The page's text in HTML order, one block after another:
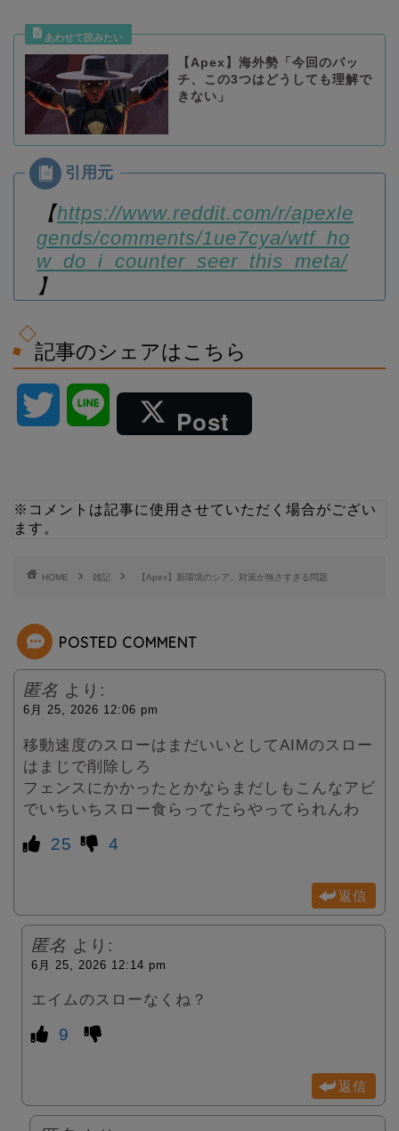
【Apex】海外勢「今回のパッ
チ、この3つはどうしても理解で
きない」
【https://www.reddit.com/r/apexle
gends/comments/1ue7cya/wtf_ho
w_do_i_counter_seer_this_meta/
】
記事のシェアはこちら
t
Post
※コメントは記事に使用させていただく場合がござい
ます。
HOME 雑記 【Apex】新環境のシア、対策が無さすぎる問題
POSTED COMMENT
匿名 より:
6月 25, 2026 12:06 pm
移動速度のスローはまだいいとしてAIMのスロー
はまじで削除しろ
フェンスにかかったとかならまだしもこんなアビ
でいちいちスロー食らってたらやってられんわ
25 4
返信
匿名 より:
6月 25, 2026 12:14 pm
エイムのスローなくね？
9
返信